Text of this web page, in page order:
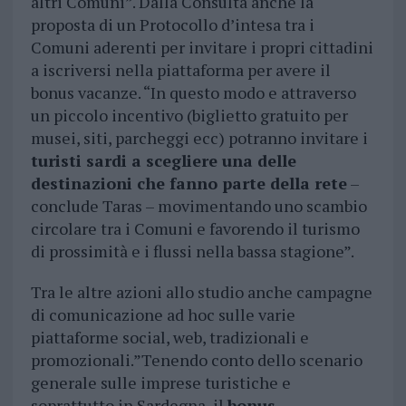
proposta di un Protocollo d’intesa tra i
Comuni aderenti per invitare i propri cittadini
a iscriversi nella piattaforma per avere il
bonus vacanze. “In questo modo e attraverso
un piccolo incentivo (biglietto gratuito per
musei, siti, parcheggi ecc) potranno invitare i
turisti sardi a scegliere una delle
destinazioni che fanno parte della rete–
conclude Taras – movimentando uno scambio
circolare tra i Comuni e favorendo il turismo
di prossimità e i flussi nella bassa stagione”.
Tra le altre azioni allo studio anche campagne
di comunicazione ad hoc sulle varie
piattaforme social, web, tradizionali e
promozionali.”Tenendo conto dello scenario
generale sulle imprese turistiche e